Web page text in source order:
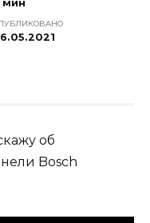
мин
об
Bosch